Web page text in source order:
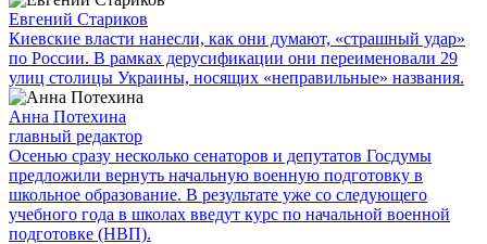
Евгений Стариков
Киевские власти нанесли, как они думают, «страшный удар»
по России. В рамках дерусификации они переименовали 29
улиц столицы Украины, носящих «неправильные» названия.
Анна Потехина
главный редактор
Осенью сразу несколько сенаторов и депутатов Госдумы
предложили вернуть начальную военную подготовку в
школьное образование. В результате уже со следующего
учебного года в школах введут курс по начальной военной
подготовке (НВП).